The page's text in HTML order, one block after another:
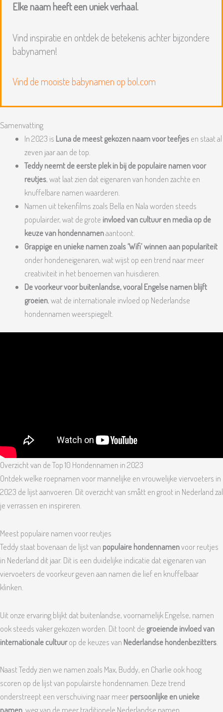
Elke naam heeft een uniek verhaal.
Vind inspiratie en ontdek de betekenis achter bijzondere
babynamen!
Vind de mooiste babynamen op bol.com
Samenvatting
In 2023 is Luna de meest gekozen naam voor teefjesen staat al
zeven jaar aan de top.
Teddy neemt de eerste plek in bij de populaire namen voor
reutjes, wat laat zien dat eigenaren van honden zachte en
knuffelbare namen waarderen.
Namen uit tekenfilms zoals Bella en Nala worden steeds
populairder, wat de grote invloed van cultuur en media op de
keuze van hondennamenaantoont.
Grappige en unieke namen zoals ‘Wifi’ winnen aan populariteit
onder hondeneigenaren, wat wijst op een trend naar meer
creativiteit in het benoemen van huisdieren.
De voorkeur voor buitenlandse, vooral Engelse namen blijft
groeien, wat de internationale invloed op Nederlandse
hondennamen weerspiegelt.
Overzicht van de Top 10 Hondennamen in 2023
Ontdek welke roepnamen voor mannelijke en vrouwelijke viervoeters in
2023 de lijst aanvoeren. Dit overzicht van smått en groot in Nederland zal
je verrassen en inspireren.
Meest populaire namen voor reutjes
Teddy staat bovenaan de lijst van populaire hondennamenvoor reutjes
in Nederland dit jaar. Dit is een duidelijke indicatie dat eigenaren van
viervoeters de voorkeur geven aan namen die lief en knuffelbaar
klinken.
Uit onze ervaring blijkt dat buitenlandse, voornamelijk Engelse, namen
ook steeds vaker gekozen worden. Dit toont de groeiende invloed van
internationale cultuurop de keuzes van Nederlandse hondenbezitters
Naast Teddy zien we namen zoals Max, Buddy, en Charlie ook hoog
scoren op de lijst van populairste hondennamen. Deze trend
onderstreept een verschuiving naar meerpersoonlijke en unieke